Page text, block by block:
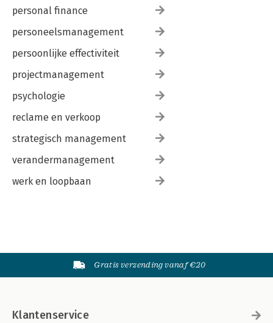
personal finance
personeelsmanagement
persoonlijke effectiviteit
projectmanagement
psychologie
reclame en verkoop
strategisch management
verandermanagement
werk en loopbaan
Gratis verzending vanaf €20
Klantenservice